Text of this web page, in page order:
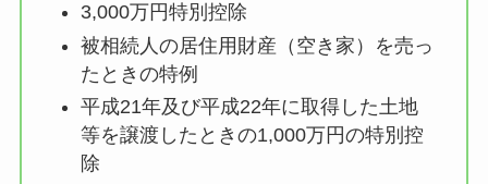
3,000万円特別控除
被相続人の居住用財産（空き家）を売っ
たときの特例
平成21年及び平成22年に取得した土地
等を譲渡したときの1,000万円の特別控
除